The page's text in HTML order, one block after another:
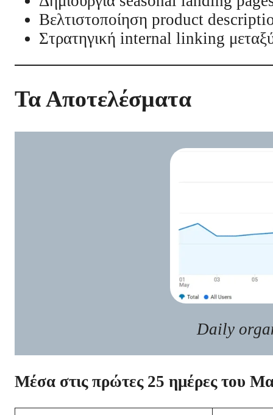
Βελτιστοποίηση product
Στρατηγική internal linking
Τα Αποτελέσματα
Daily
Μέσα στις πρώτες 25 ημέρες του